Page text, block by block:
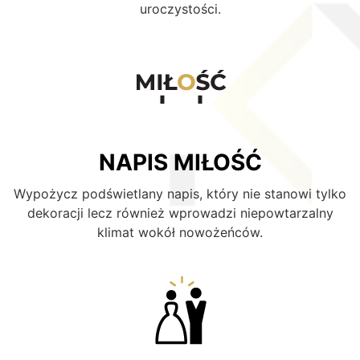
uroczystości.
NAPIS MIŁOŚĆ
Wypożycz podświetlany napis, który nie stanowi tylko
dekoracji lecz również wprowadzi niepowtarzalny
klimat wokół nowożeńców.